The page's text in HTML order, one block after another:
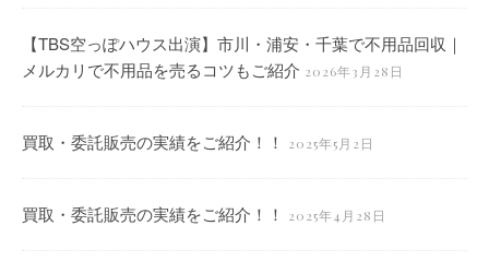
【TBS空っぽハウス出演】市川・浦安・千葉で不用品回収｜
メルカリで不用品を売るコツもご紹介 2026年3月28日
買取・委託販売の実績をご紹介！！ 2025年5月2日
買取・委託販売の実績をご紹介！！ 2025年4月28日